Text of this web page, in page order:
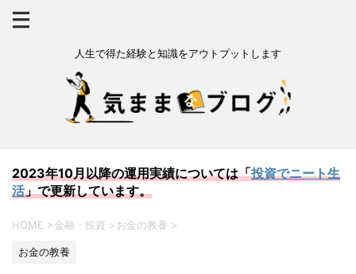
人生で得た経験と知識をアウトプットします
2023年10月以降の運用実績については「投資でニート生
活」で更新しています。
HOME >金融・投資 > お金の教養 >
お金の教養